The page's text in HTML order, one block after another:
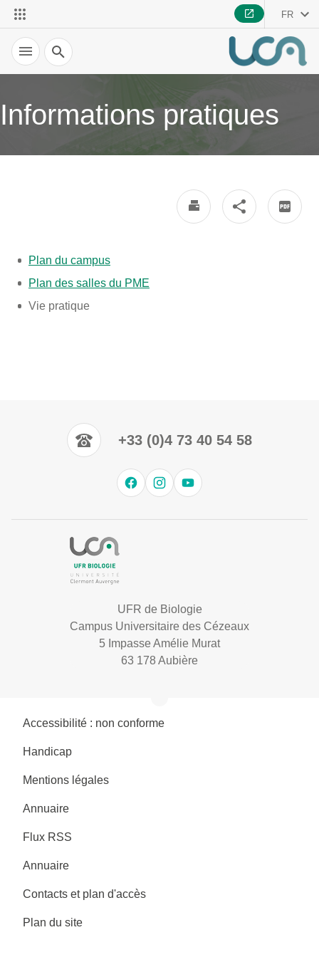
FR
Recherche
Informations pratiques
Plan du campus
Plan des salles du PME
Vie pratique
+33 (0)4 73 40 54 58
UFR de Biologie
Campus Universitaire des Cézeaux
5 Impasse Amélie Murat
63 178 Aubière
Accessibilité : non conforme
Handicap
Mentions légales
Annuaire
Flux RSS
Annuaire
Contacts et plan d'accès
Plan du site